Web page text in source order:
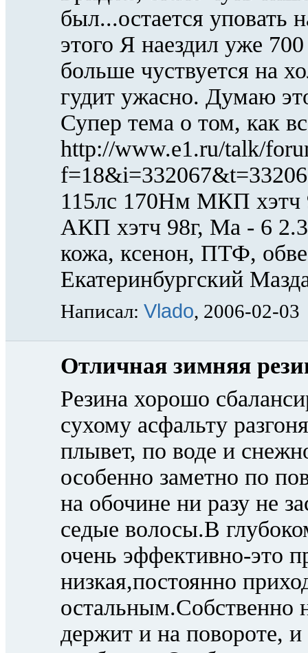
Написал: Vlado, 2006-02-03
Отличная зимняя
Резина хорошо
сухому асфальту
плывет, по воде и
особенно заметно по
на обочине ни разу не
седые волосы.В
очень эффективно-это
низкая,постоянно
остальным.Собственно
держит и на повороте,